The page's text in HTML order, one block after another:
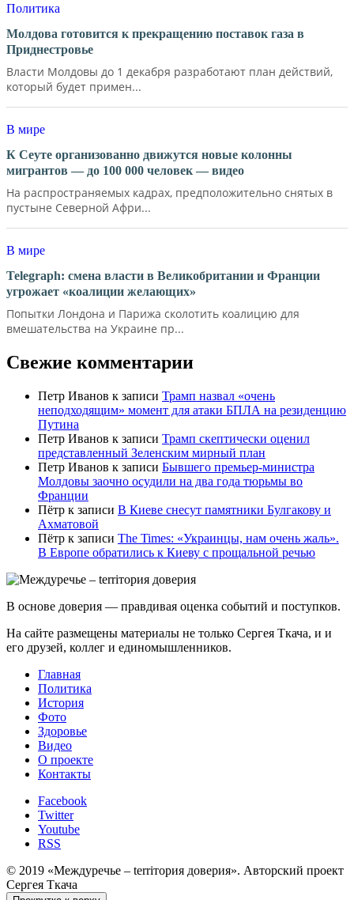
Политика
Молдова готовится к прекращению поставок газа в
Приднестровье
Власти Молдовы до 1 декабря разработают план действий,
который будет примен...
В мире
К Сеуте организованно движутся новые колонны
мигрантов — до 100 000 человек — видео
На распространяемых кадрах, предположительно снятых в
пустыне Северной Афри...
В мире
Telegraph: смена власти в Великобритании и Франции
угрожает «коалиции желающих»
Попытки Лондона и Парижа сколотить коалицию для
вмешательства на Украине пр...
Свежие комментарии
Петр Иванов к записи Трамп назвал «очень
неподходящим» момент для атаки БПЛА на резиденцию
Путина
Петр Иванов к записи Трамп скептически оценил
представленный Зеленским мирный план
Петр Иванов к записи Бывшего премьер-министра
Молдовы заочно осудили на два года тюрьмы во
Франции
Пётр к записи В Киеве снесут памятники Булгакову и
Ахматовой
Пётр к записи Тhe Times: «Украинцы, нам очень жаль».
В Европе обратились к Киеву с прощальной речью
В основе доверия — правдивая оценка событий и поступков.
На сайте размещены материалы не только Сергея Ткача, и и
его друзей, коллег и единомышленников.
Главная
Политика
История
Фото
Здоровье
Видео
О проекте
Контакты
Facebook
Twitter
Youtube
RSS
© 2019 «Междуречье – terriтория доверия». Авторский проект
Сергея Ткача